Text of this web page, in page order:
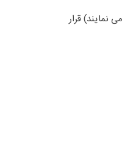
نمایند) قرار